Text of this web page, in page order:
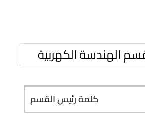
الهندسة الكهربية
كلمة رئيس القسم